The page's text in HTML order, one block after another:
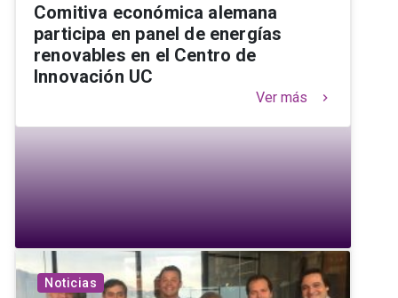
Comitiva económica alemana
participa en panel de energías
renovables en el Centro de
Innovación UC
Ver más keyboard_arrow_right
Noticias